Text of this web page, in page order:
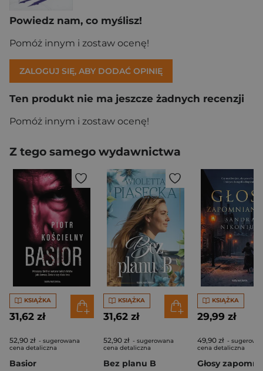
Powiedz nam, co myślisz!
Pomóż innym i zostaw ocenę!
ZALOGUJ SIĘ, ABY DODAĆ OPINIĘ
Ten produkt nie ma jeszcze żadnych recenzji
Pomóż innym i zostaw ocenę!
Z tego samego wydawnictwa
KSIĄŻKA
31,62 zł
52,90 zł - sugerowana
cena detaliczna
Basior
KSIĄŻKA
31,62 zł
52,90 zł - sugerowana
cena detaliczna
Bez planu B
KSIĄŻKA
29,99 zł
49,90 zł -
cena detaliczna